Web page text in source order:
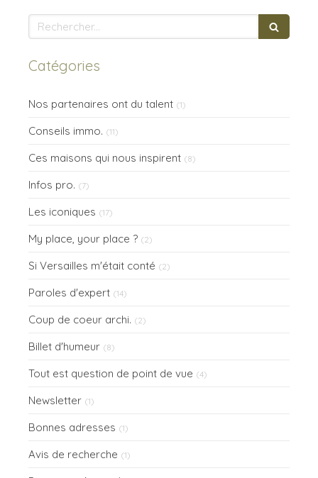
Rechercher
Catégories
Nos partenaires ont du talent (1)
Conseils immo. (11)
Ces maisons qui nous inspirent (8)
Infos pro. (7)
Les iconiques (17)
My place, your place ? (2)
Si Versailles m'était conté (2)
Paroles d'expert (14)
Coup de coeur archi. (2)
Billet d'humeur (8)
Tout est question de point de vue (4)
Newsletter (1)
Bonnes adresses (1)
Avis de recherche (1)